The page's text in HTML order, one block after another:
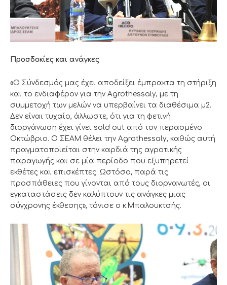
Προσδοκίες και ανάγκες
«Ο Σύνδεσμός μας έχει αποδείξει έμπρακτα τη στήριξη
και το ενδιαφέρον για την Agrothessaly, με τη
συμμετοχή των μελών να υπερβαίνει τα διαθέσιμα μ2.
Δεν είναι τυχαίο, άλλωστε, ότι για τη φετινή
διοργάνωση έχει γίνει sold out από τον περασμένο
Οκτώβριο. Ο ΣΕΑΜ θέλει την Agrothessaly, καθώς αυτή
πραγματοποιείται στην καρδιά της αγροτικής
παραγωγής και σε μία περίοδο που εξυπηρετεί
εκθέτες και επισκέπτες. Ωστόσο, παρά τις
προσπάθειες που γίνονται από τους διοργανωτές, οι
εγκαταστάσεις δεν καλύπτουν τις ανάγκες μιας
σύγχρονης έκθεσης», τόνισε ο κ.Μπαλουκτσής.